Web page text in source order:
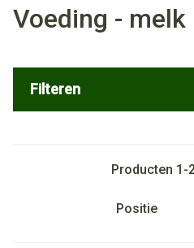
Voeding - melk
Filteren
Producten 1 -
Sorteer op: